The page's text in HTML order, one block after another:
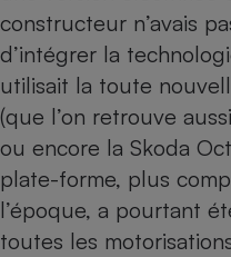
constructeur n’avais
d’intégrer la
utilisait la toute
(que l’on retrouve
ou encore la Skoda
plate-forme, plus
l’époque, a pourtant
toutes les